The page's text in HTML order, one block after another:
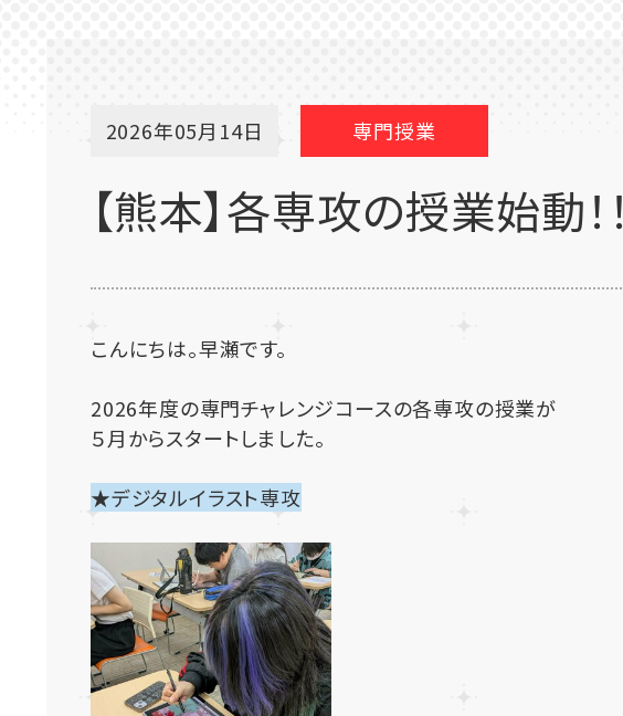
2026年05月14日 専門授業
【熊本】各専攻の授業始動！！
こんにちは。早瀬です。
2026年度の専門チャレンジコースの各専攻の授業が
５月からスタートしました。
★デジタルイラスト専攻